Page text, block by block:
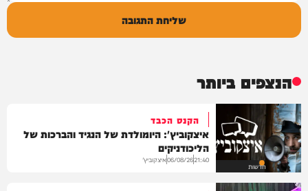
שליחת התגובה
הנצפים ביותר
חדשות
הקנס הכבד
איצקוביץ': היומולדת של הנגיד והברכות של
הליכודניקים
21:40
06/08/26איצקוביץ'